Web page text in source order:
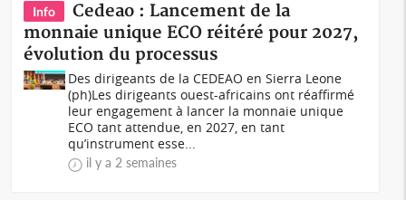
Info
Cedeao : Lancement de la
monnaie unique ECO réitéré pour 2027,
évolution du processus
Des dirigeants de la CEDEAO en Sierra Leone
(ph)Les dirigeants ouest-africains ont réaffirmé
leur engagement à lancer la monnaie unique
ECO tant attendue, en 2027, en tant
qu’instrument esse...
il y a 2 semaines